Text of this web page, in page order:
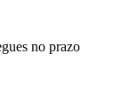
no prazo